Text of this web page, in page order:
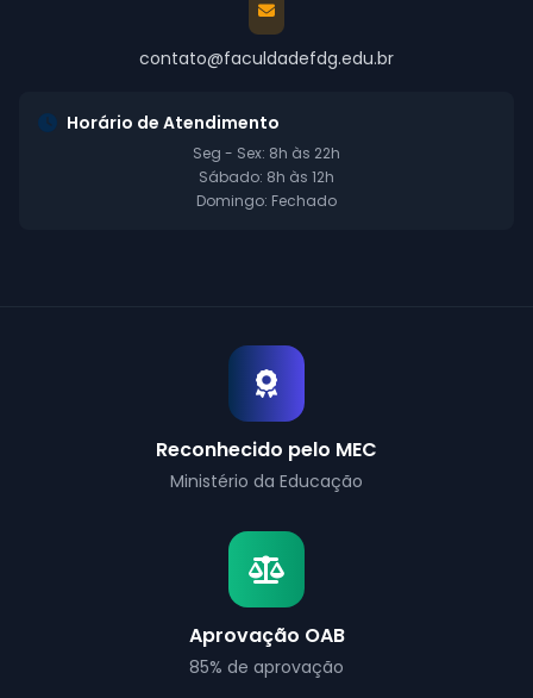
contato@faculdadefdg.edu.br
Seg - Sex: 8h às 22h
Sábado: 8h às 12h
Reconhecido pelo MEC
Ministério da Educação
Aprovação OAB
85% de aprovação